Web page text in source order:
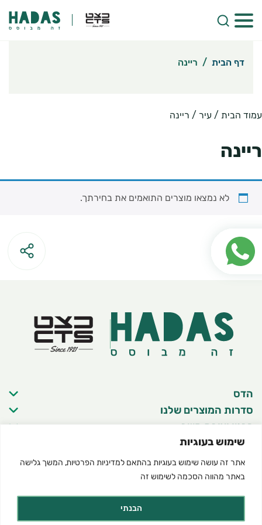
שימוש בעוגיות
אתר זה עושה שימוש בעוגיות בהתאם למדיניות הפרטיות, המשך גלישה
באתר מהווה הסכמה לשימוש זה
הבנתי
דף הבית / ריינה
עמוד הבית / עיר / ריינה
ריינה
לא נמצאו מוצרים התואמים את בחירתך.
הדס
סדרות המוצרים שלנו
פרטי יצירת קשר
תנאי שימוש באתר
מדיניות פרטיות
הצהרת נגישות
Created by dooble